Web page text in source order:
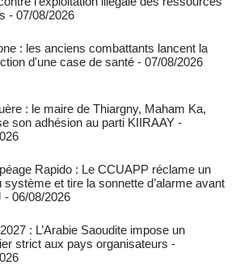
- 07/08/2026
: les anciens combattants lancent la
d'une case de santé - 07/08/2026
: le maire de Thiargny, Maham Ka,
son adhésion au parti KIIRAAY -
Rapido : Le CCUAPP réclame un
système et tire la sonnette d’alarme avant
- 06/08/2026
: L’Arabie Saoudite impose un
strict aux pays organisateurs -